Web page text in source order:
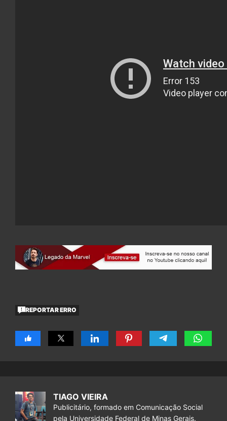
REPORTAR ERRO
TIAGO VIEIRA
Publicitário, formado em Comunicação Social
pela Universidade Federal de Minas Gerais.